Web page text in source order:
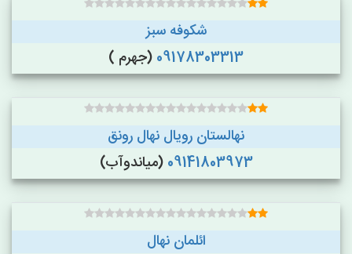
شکوفه سبز
09178303313 (جهرم )
نهالستان رویال نهال رونق
09141803973 (میاندوآب)
ائلمان نهال